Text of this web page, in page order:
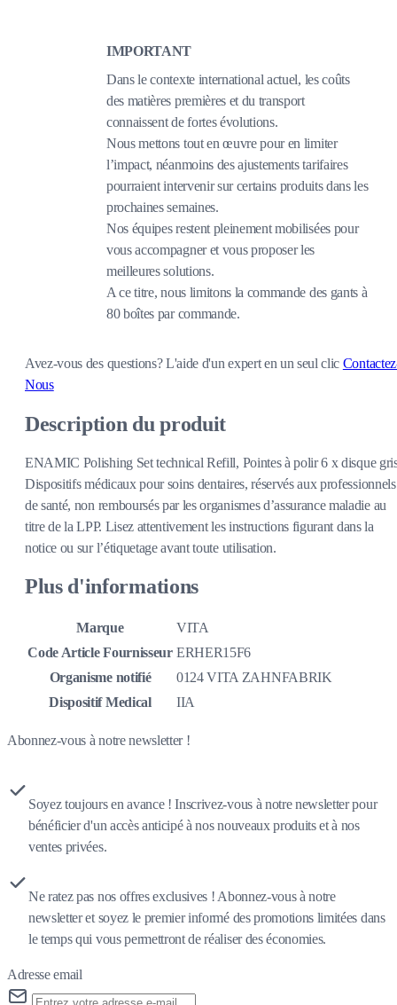
IMPORTANT
Dans le contexte international actuel, les coûts
des matières premières et du transport
connaissent de fortes évolutions.
Nous mettons tout en œuvre pour en limiter
l’impact, néanmoins des ajustements tarifaires
pourraient intervenir sur certains produits dans les
prochaines semaines.
Nos équipes restent pleinement mobilisées pour
vous accompagner et vous proposer les
meilleures solutions.
A ce titre, nous limitons la commande des gants à
80 boîtes par commande.
Avez-vous des questions?L'aide d'un expert en un seul clic
Nous
Description du produit
ENAMIC Polishing Set technical Refill, Pointes à polir 6 x disque
Dispositifs médicaux pour soins dentaires, réservés aux professionnels
de santé, non remboursés par les organismes d’assurance maladie au
titre de la LPP. Lisez attentivement les instructions figurant dans la
notice ou sur l’étiquetage avant toute utilisation.
Plus d'informations
Marque
VITA
Code Article Fournisseur ERHER15F6
Organisme notifié
0124 VITA ZAHNFABRIK
Dispositif Medical
IIA
Abonnez-vous à notre newsletter !
Soyez toujours en avance ! Inscrivez-vous à notre newsletter pour
bénéficier d'un accès anticipé à nos nouveaux produits et à nos
ventes privées.
Ne ratez pas nos offres exclusives ! Abonnez-vous à notre
newsletter et soyez le premier informé des promotions limitées dans
le temps qui vous permettront de réaliser des économies.
Adresse email